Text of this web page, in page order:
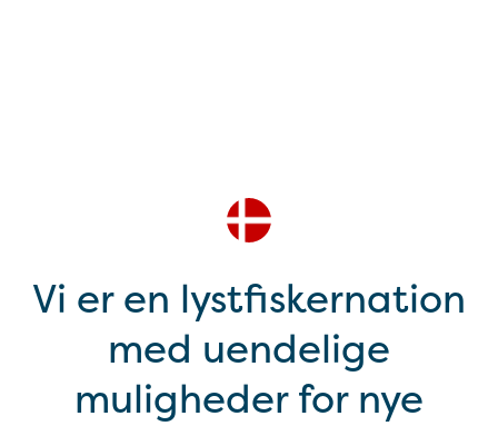
Vi er en lystfiskernation
med uendelige
muligheder for nye